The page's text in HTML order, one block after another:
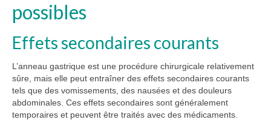
possibles
Effets secondaires courants
L’anneau gastrique est une procédure chirurgicale relativement
sûre, mais elle peut entraîner des effets secondaires courants
tels que des vomissements, des nausées et des douleurs
abdominales. Ces effets secondaires sont généralement
temporaires et peuvent être traités avec des médicaments.